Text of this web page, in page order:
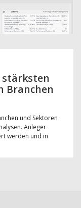
stärksten
Branchen
und Sektoren
Anleger
werden und in